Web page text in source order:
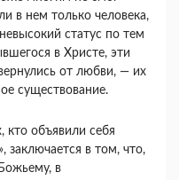
в нем только чело­века,
ста­тус по тем
в Христе, эти
от любви, — их
существование.
кто объявили себя
заключается в том, что,
в